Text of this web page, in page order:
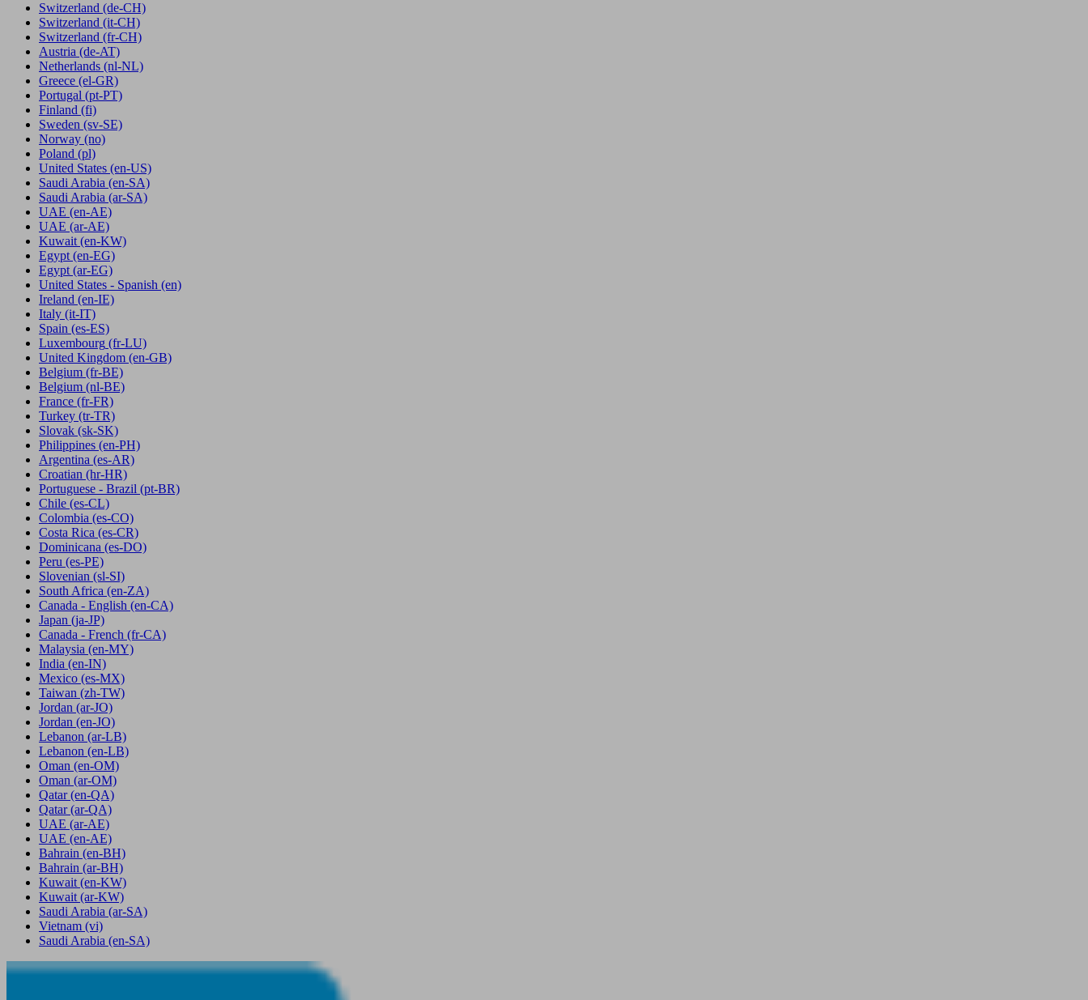
Switzerland (de-CH)
Switzerland (it-CH)
Switzerland (fr-CH)
Austria (de-AT)
Netherlands (nl-NL)
Greece (el-GR)
Portugal (pt-PT)
Finland (fi)
Sweden (sv-SE)
Norway (no)
Poland (pl)
United States (en-US)
Saudi Arabia (en-SA)
Saudi Arabia (ar-SA)
UAE (en-AE)
UAE (ar-AE)
Kuwait (en-KW)
Egypt (en-EG)
Egypt(ar-EG)
United States - Spanish (en)
Ireland (en-IE)
Italy (it-IT)
Spain (es-ES)
Luxembourg (fr-LU)
United Kingdom (en-GB)
Belgium (fr-BE)
Belgium (nl-BE)
France (fr-FR)
Turkey (tr-TR)
Slovak (sk-SK)
Philippines (en-PH)
Argentina (es-AR)
Croatian (hr-HR)
Portuguese - Brazil (pt-BR)
Chile (es-CL)
Colombia (es-CO)
Costa Rica (es-CR)
Dominicana (es-DO)
Peru (es-PE)
Slovenian (sl-SI)
South Africa (en-ZA)
Canada - English (en-CA)
Japan (ja-JP)
Canada - French (fr-CA)
Malaysia (en-MY)
India (en-IN)
Mexico (es-MX)
Taiwan (zh-TW)
Jordan (ar-JO)
Jordan (en-JO)
Lebanon (ar-LB)
Lebanon (en-LB)
Oman (en-OM)
Oman (ar-OM)
Qatar (en-QA)
Qatar (ar-QA)
UAE (ar-AE)
UAE (en-AE)
Bahrain (en-BH)
Bahrain (ar-BH)
Kuwait (en-KW)
Kuwait (ar-KW)
Saudi Arabia (ar-SA)
Vietnam (vi)
Saudi Arabia (en-SA)